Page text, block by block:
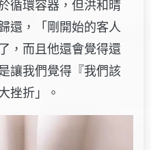
循環容器，但洪和晴
還，「剛開始的客人
，而且他還會覺得還
讓我們覺得『我們該
挫折」。